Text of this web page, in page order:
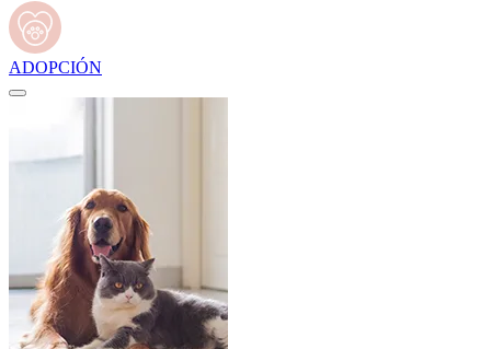
ADOPCIÓN